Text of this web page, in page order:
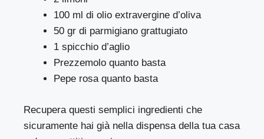
100 ml di olio extravergine d’oliva
50 gr di parmigiano grattugiato
1 spicchio d’aglio
Prezzemolo quanto basta
Pepe rosa quanto basta
Recupera questi semplici ingredienti che
sicuramente hai già nella dispensa della tua casa